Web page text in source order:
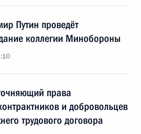
Путин проведёт
коллегии Минобороны
права
и добровольцев
трудового договора